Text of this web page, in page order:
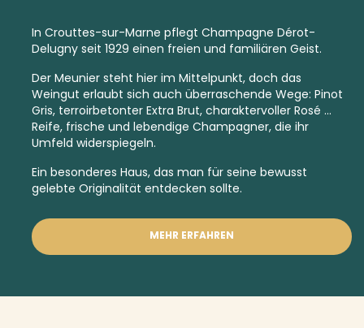
In Crouttes-sur-Marne pflegt Champagne Dérot-
Delugny seit 1929 einen freien und familiären Geist.
Der Meunier steht hier im Mittelpunkt, doch das
Weingut erlaubt sich auch überraschende Wege: Pinot
Gris, terroirbetonter Extra Brut, charaktervoller Rosé …
Reife, frische und lebendige Champagner, die ihr
Umfeld widerspiegeln.
Ein besonderes Haus, das man für seine bewusst
gelebte Originalität entdecken sollte.
MEHR ERFAHREN